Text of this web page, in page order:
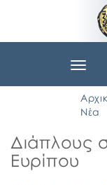
Toggle
Νέα
Διάπλους
Ευρίπου